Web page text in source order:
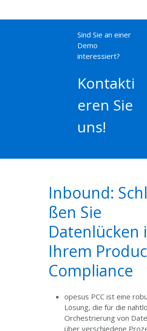
Sind Sie an einer
Demo
interessiert?
Kontakti
eren Sie
uns!
Inbound:
ßen Sie
Datenlücken
Ihrem
Compliance
opesus PCC ist eine
Lösung, die für die
Orchestrierung von
über verschiedene